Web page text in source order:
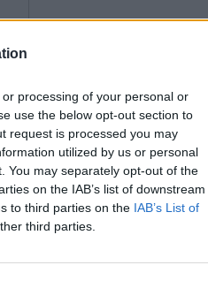
processing of your personal or
use the below opt-out section to
request is processed you may
utilized by us or personal
You may separately opt-out of the
on the IAB’s list of downstream
to third parties on the IAB’s List of
third parties.